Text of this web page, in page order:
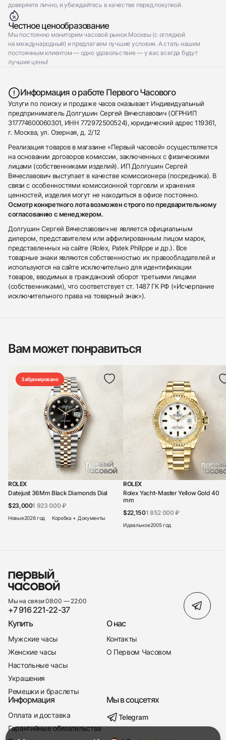
+7 916 221-22-37
доверяете лично, и убеждайтесь в качестве перед покупкой.
Честное ценообразование
Мы постоянно мониторим часовой рынок Москвы (с оглядкой
на международный) и предлагаем лучшие условия. А стать нашим
постоянным клиентом — одно удовольствие — у вас всегда будут
лучшие цены!
Информация о работе Первого Часового
Услуги по поиску и продаже часов оказывает Индивидуальный
предприниматель Долгушин Сергей Вячеславович (ОГРНИП
317774600060301, ИНН 772972500524), юридический адрес 119361,
г. Москва, ул. Озерная, д. 2/12
Реализация товаров в магазине «Первый часовой» осуществляется
на основании договоров комиссии, заключенных с физическими
лицами (собственниками изделий). ИП Долгушин Сергей
Вячеславович выступает в качестве комиссионера (посредника). В
связи с особенностями комиссионной торговли и хранения
ценностей, изделия могут не находиться в офисе постоянно.
Осмотр конкретного лота возможен строго по предварительному
согласованию с менеджером.
Долгушин Сергей Вячеславович не является официальным
дилером, представителем или аффилированным лицом марок,
представленных на сайте (Rolex, Patek Philippe и др.). Все
товарные знаки являются собственностью их правообладателей и
используются на сайте исключительно для идентификации
товаров, вводимых в гражданский оборот третьими лицами
(собственниками), что соответствует ст. 1487 ГК РФ («Исчерпание
исключительного права на товарный знак»).
Вам может понравиться
Забронировано
ROLEX
Datejust 36Mm Black Diamonds Dial
$23,0001 923 000 ₽
Новые2026 год Коробка + Документы
ROLEX
Rolex Yacht-Master Yellow Gold 40
mm
$22,1501 852 000 ₽
Идеальное2005 год
Мы на связи 08:00 — 22:00
+7 916 221-22-37
Купить
Мужские часы
Женские часы
Настольные часы
Украшения
Ремешки и браслеты
О нас
Контакты
О Первом Часовом
Информация
Оплата и доставка
Гарантийные обязательства
Мы в соцсетях
Telegram